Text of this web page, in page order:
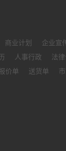
商业计划
企业宣
人事行政
法
价单 送货单